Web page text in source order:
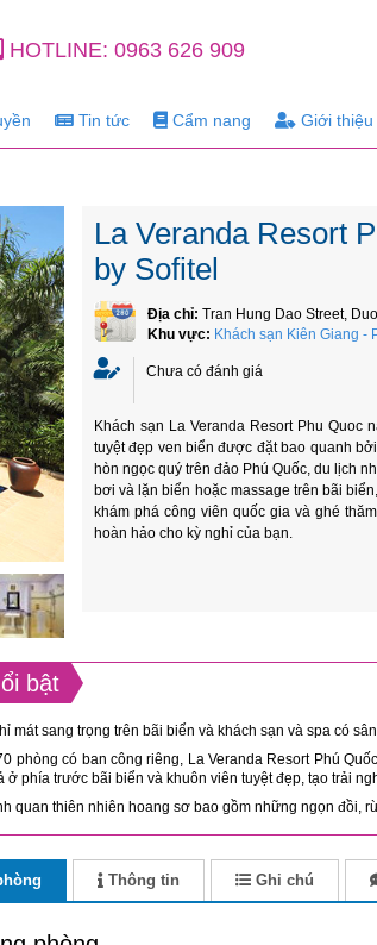
HOTLINE: 0963 626 909
Tin tức Cẩm nang Giới thiệu
La Veranda Resort
by Sofitel
Địa chỉ: Tran Hung Dao Street,
Khu vực: Khách sạn Kiên Giang -
Chưa có đánh giá
Khách sạn La Veranda Resort Phu
tuyệt đẹp ven biển được đặt bao quanh
hòn ngọc quý trên đảo Phú Quốc, du lịch
bơi và lặn biển hoặc massage trên bãi
khám phá công viên quốc gia và ghé
hoàn hảo cho kỳ nghỉ của bạn.
bật
mát sang trọng trên bãi biển và khách sạn và spa có
phòng có ban công riêng, La Veranda Resort Phú
ở phía trước bãi biển và khuôn viên tuyệt đẹp, tạo trải
quan thiên nhiên hoang sơ bao gồm những ngọn đồi,
Thông tin Ghi chú